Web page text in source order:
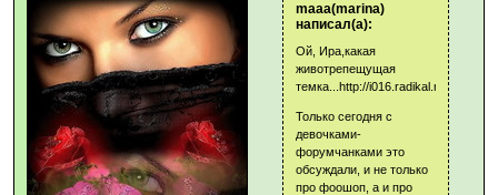
maaa(marina)
написал(а):
Ой, Ира,какая
животрепещущая
темка...http://i016.radikal.ru/0803/
Только сегодня с
девочками-
форумчанками это
обсуждали, и не только
про фоошоп, а и про